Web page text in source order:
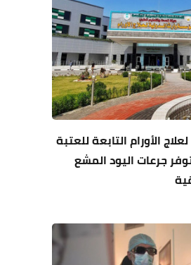
الأورام التابعة للعتبة
جرعات اليود المشع